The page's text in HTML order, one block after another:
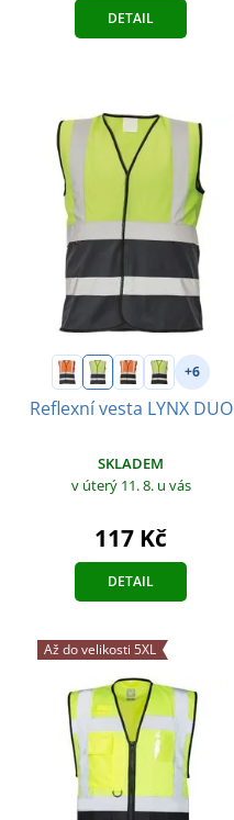
DETAIL
+6
Reflexní vesta LYNX DUO
SKLADEM
v úterý 11. 8. u vás
117 Kč
DETAIL
Až do velikosti 5XL